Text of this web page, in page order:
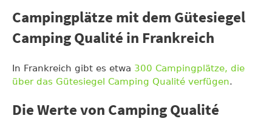
Campingplätze mit dem Gütesiegel
Camping Qualité in Frankreich
In Frankreich gibt es etwa 300 Campingplätze, die
über das Gütesiegel Camping Qualité verfügen.
Die Werte von Camping Qualité